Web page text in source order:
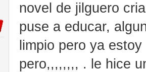
novel de jilguero
puse a educar,
limpio pero ya
pero,,,,,,,, . le hice